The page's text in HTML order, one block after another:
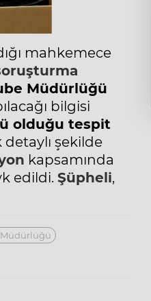
mahkemece
Müdürlüğü
bilgisi
olduğu tespit
şekilde
kapsamında
edildi. Şüpheli,